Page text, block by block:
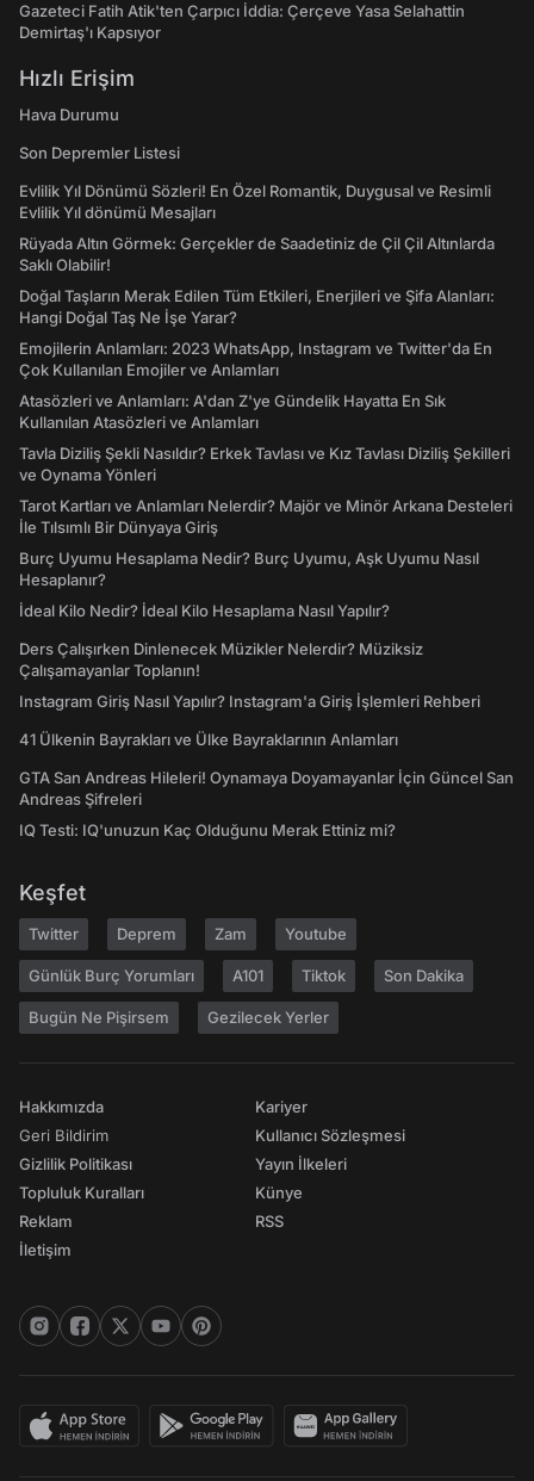
Gazeteci Fatih Atik'ten Çarpıcı İddia: Çerçeve Yasa Selahattin
Demirtaş'ı Kapsıyor
Hızlı Erişim
Hava Durumu
Son Depremler Listesi
Evlilik Yıl Dönümü Sözleri! En Özel Romantik, Duygusal ve Resimli
Evlilik Yıl dönümü Mesajları
Rüyada Altın Görmek: Gerçekler de Saadetiniz de Çil Çil Altınlarda
Saklı Olabilir!
Doğal Taşların Merak Edilen Tüm Etkileri, Enerjileri ve Şifa Alanları:
Hangi Doğal Taş Ne İşe Yarar?
Emojilerin Anlamları: 2023 WhatsApp, Instagram ve Twitter'da En
Çok Kullanılan Emojiler ve Anlamları
Atasözleri ve Anlamları: A'dan Z'ye Gündelik Hayatta En Sık
Kullanılan Atasözleri ve Anlamları
Tavla Diziliş Şekli Nasıldır? Erkek Tavlası ve Kız Tavlası Diziliş Şekilleri
ve Oynama Yönleri
Tarot Kartları ve Anlamları Nelerdir? Majör ve Minör Arkana Desteleri
İle Tılsımlı Bir Dünyaya Giriş
Burç Uyumu Hesaplama Nedir? Burç Uyumu, Aşk Uyumu Nasıl
Hesaplanır?
İdeal Kilo Nedir? İdeal Kilo Hesaplama Nasıl Yapılır?
Ders Çalışırken Dinlenecek Müzikler Nelerdir? Müziksiz
Çalışamayanlar Toplanın!
Instagram Giriş Nasıl Yapılır? Instagram'a Giriş İşlemleri Rehberi
41 Ülkenin Bayrakları ve Ülke Bayraklarının Anlamları
GTA San Andreas Hileleri! Oynamaya Doyamayanlar İçin Güncel San
Andreas Şifreleri
IQ Testi: IQ'unuzun Kaç Olduğunu Merak Ettiniz mi?
Keşfet
Twitter Deprem Zam Youtube
Günlük Burç Yorumları A101 Tiktok Son Dakika
Bugün Ne Pişirsem Gezilecek Yerler
Hakkımızda
Geri Bildirim
Gizlilik Politikası
Topluluk Kuralları
Reklam
İletişim
Kariyer
Kullanıcı Sözleşmesi
Yayın İlkeleri
Künye
RSS